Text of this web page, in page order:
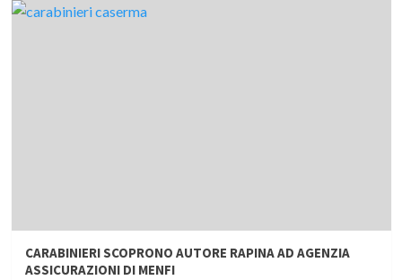
CARABINIERI SCOPRONO AUTORE RAPINA AD AGENZIA
ASSICURAZIONI DI MENFI